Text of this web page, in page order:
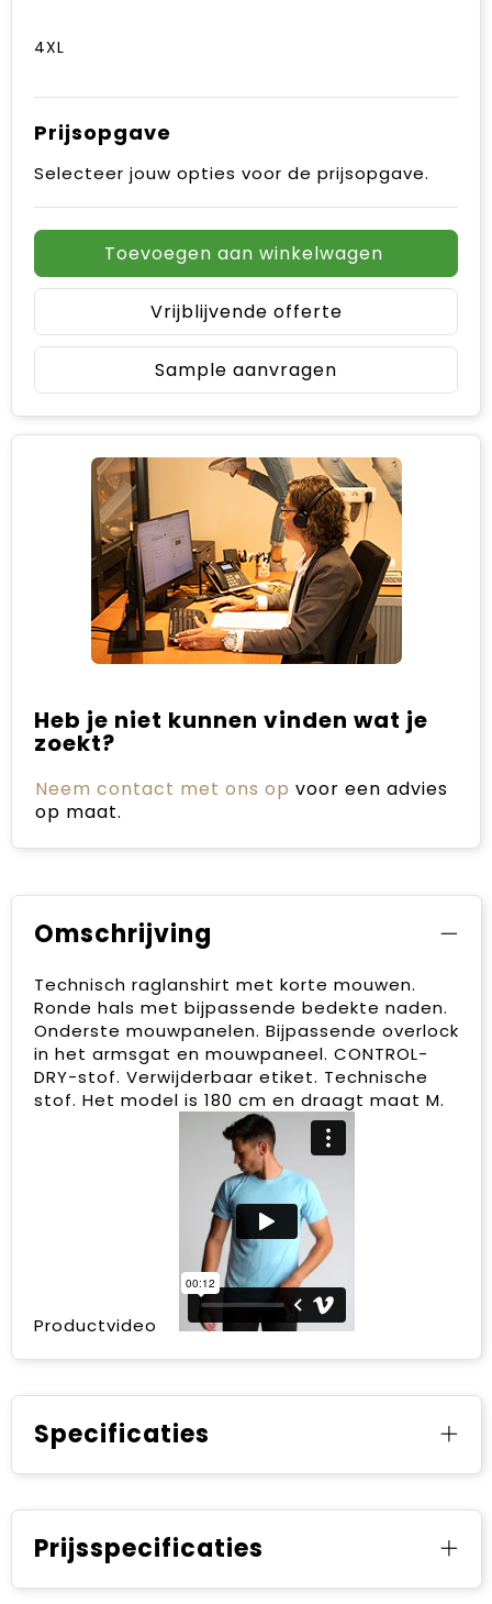
4XL
Prijsopgave
Selecteer jouw opties voor de prijsopgave.
Toevoegen aan winkelwagen
Vrijblijvende offerte
Sample aanvragen
Heb je niet kunnen vinden wat je
zoekt?
Neem contact met ons op voor een advies
op maat.
Omschrijving
Technisch raglanshirt met korte mouwen.
Ronde hals met bijpassende bedekte naden.
Onderste mouwpanelen. Bijpassende overlock
in het armsgat en mouwpaneel. CONTROL-
DRY-stof. Verwijderbaar etiket. Technische
stof. Het model is 180 cm en draagt maat M.
Productvideo
Specificaties
Prijsspecificaties